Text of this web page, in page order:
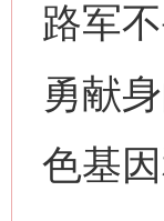
路军
勇献
色基